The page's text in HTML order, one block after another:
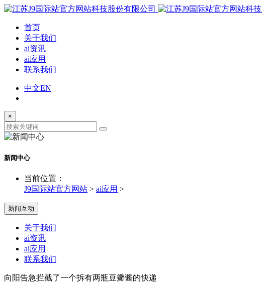
首页
关于我们
ai资讯
ai应用
联系我们
中文EN
×
新闻中心
当前位置：
J9国际站官方网站 > ai应用 >
新闻互动
关于我们
ai资讯
ai应用
联系我们
向阳告急拦截了一个拆有两瓶豆瓣酱的快递